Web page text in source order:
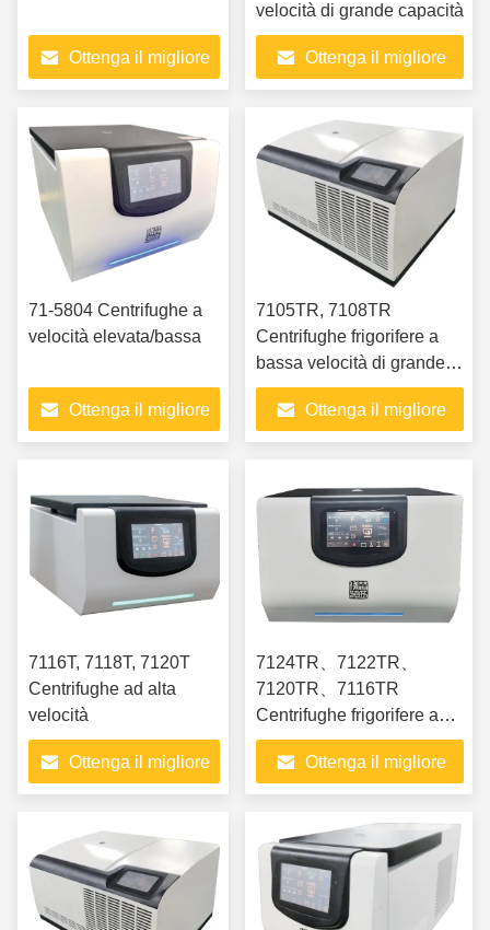
Ottenga il migliore
velocità di grande capacità
Ottenga il migliore
71-5804 Centrifughe a
velocità elevata/bassa
Ottenga il migliore
7105TR, 7108TR
Centrifughe frigorifere a
bassa velocità di grande
capacità
Ottenga il migliore
7116T, 7118T, 7120T
Centrifughe ad alta
velocità
Ottenga il migliore
7124TR、7122TR、
7120TR、7116TR
Centrifughe frigorifere ad
alta velocità
Ottenga il migliore